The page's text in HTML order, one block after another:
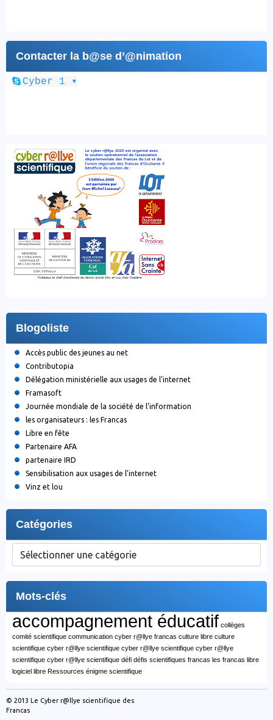
Contacter la b@se d’@nimation
Cyber 1 ▾
Blogoliste
Accès public des jeunes au net
Contributopia
Délégation ministérielle aux usages de l’internet
Framasoft
Journée mondiale de la société de l’information
les organisateurs : les Francas
Libre en fête
Partenaire AFA
partenaire IRD
Sensibilisation aux usages de l’internet
Vinz et lou
Catégories
Mots-clés
accompagnement éducatif collèges
comité scientifique communication cyber r@llye francas culture libre culture
scientifique cyber r@llye scientifique cyber r@llye scientifique cyber r@llye
scientifique cyber r@llye scientifique défi défis scientifiques francas les francas libre
logiciel libre Ressources énigme scientifique
© 2013
Le Cyber r@llye scientifique des
Francas